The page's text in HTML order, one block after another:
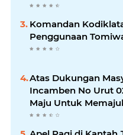
Komandan
Penggunaan
Atas Dukungan
Incamben No Urut
Maju Untuk
Tegal Kunir Kidul